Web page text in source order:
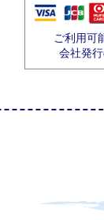
ご利用可
会社発